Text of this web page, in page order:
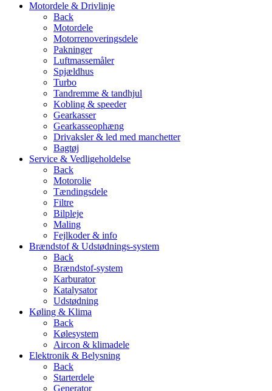
Motordele & Drivlinje
Back
Motordele
Motorrenoveringsdele
Pakninger
Luftmassemåler
Spjældhus
Turbo
Tandremme & tandhjul
Kobling & speeder
Gearkasser
Gearkasseophæng
Drivaksler & led med manchetter
Bagtøj
Service & Vedligeholdelse
Back
Motorolie
Tændingsdele
Filtre
Bilpleje
Maling
Fejlkoder & info
Brændstof & Udstødnings-system
Back
Brændstof-system
Karburator
Katalysator
Udstødning
Køling & Klima
Back
Kølesystem
Aircon & klimadele
Elektronik & Belysning
Back
Starterdele
Generator